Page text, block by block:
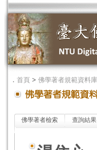
． 首頁 > 佛學著者規範資料庫
佛學著者檢索 查詢結果